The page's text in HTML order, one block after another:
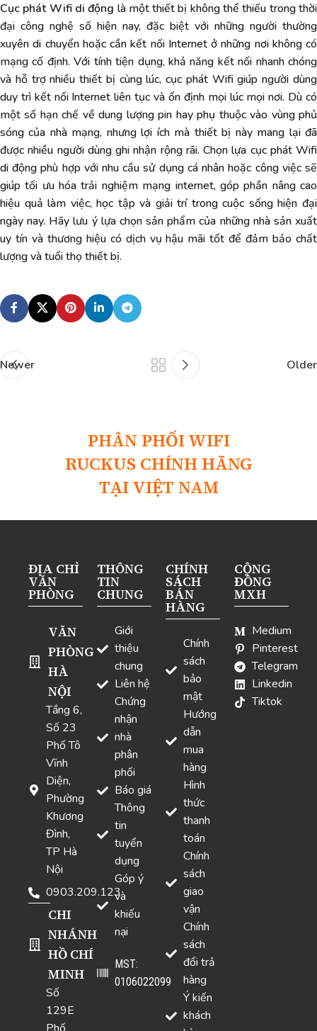
Cục phát Wifi di động là một thiết bị không thể thiếu trong thời
đại công nghệ số hiện nay, đặc biệt với những người thường
xuyên di chuyển hoặc cần kết nối Internet ở những nơi không có
mạng cố định. Với tính tiện dụng, khả năng kết nối nhanh chóng
và hỗ trợ nhiều thiết bị cùng lúc, cục phát Wifi giúp người dùng
duy trì kết nối Internet liên tục và ổn định mọi lúc mọi nơi. Dù có
một số hạn chế về dung lượng pin hay phụ thuộc vào vùng phủ
sóng của nhà mạng, nhưng lợi ích mà thiết bị này mang lại đã
được nhiều người dùng ghi nhận rộng rãi. Chọn lựa cục phát Wifi
di động phù hợp với nhu cầu sử dụng cá nhân hoặc công việc sẽ
giúp tối ưu hóa trải nghiệm mạng internet, góp phần nâng cao
hiệu quả làm việc, học tập và giải trí trong cuộc sống hiện đại
ngày nay. Hãy lưu ý lựa chọn sản phẩm của những nhà sản xuất
uy tín và thương hiệu có dịch vụ hậu mãi tốt để đảm bảo chất
lượng và tuổi thọ thiết bị.
Newer Older
PHÂN PHỐI WIFI
RUCKUS CHÍNH HÃNG
TẠI VIỆT NAM
ĐỊA CHỈ
VĂN
PHÒNG
VĂN
PHÒNG
HÀ
NỘI
Tầng 6,
Số 23
Phố Tô
Vĩnh
Diện,
Phường
Khương
Đình,
TP Hà
Nội
0903.209.123
CHI
NHÁNH
HỒ CHÍ
MINH
Số
129E
THÔNG
TIN
CHUNG
Giới
thiệu
chung
Liên hệ
Chứng
nhận
nhà
phân
phối
Báo giá
Thông
tin
tuyển
dụng
Góp ý
và
khiếu
nại
MST:
0106022099
CHÍNH
SÁCH
BÁN
HÀNG
Chính
sách
bảo
mật
Hướng
dẫn
mua
hàng
Hình
thức
thanh
toán
Chính
sách
giao
vận
Chính
sách
đổi trả
hàng
Ý kiến
khách
CỘNG
ĐỒNG
MXH
Medium
Pinterest
Telegram
Linkedin
Tiktok